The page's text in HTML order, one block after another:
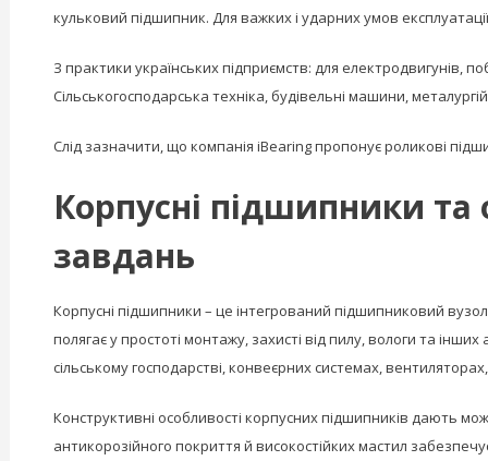
кульковий підшипник. Для важких і ударних умов
З практики українських підприємств: для електродвигунів,
Сільськогосподарська техніка, будівельні машини,
Слід зазначити, що компанія iBearing пропонує роликові
Корпусні підшипники
завдань
Корпусні підшипники – це інтегрований підшипниковий
полягає у простоті монтажу, захисті від пилу, вологи та
сільському господарстві, конвеєрних системах,
Конструктивні особливості корпусних підшипників дають
антикорозійного покриття й високостійких мастил